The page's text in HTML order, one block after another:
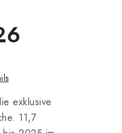
exklusive
11,7